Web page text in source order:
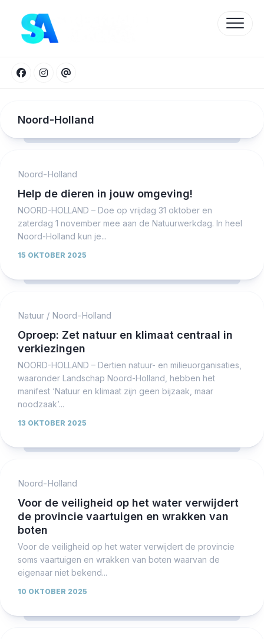
content
Noord-Holland
Noord-Holland
Help de dieren in jouw omgeving!
NOORD-HOLLAND – Doe op vrijdag 31 oktober en
zaterdag 1 november mee aan de Natuurwerkdag. In heel
Noord-Holland kun je...
15 OKTOBER 2025
Natuur / Noord-Holland
Oproep: Zet natuur en klimaat centraal in
verkiezingen
NOORD-HOLLAND – Dertien natuur- en milieuorganisaties,
waaronder Landschap Noord-Holland, hebben het
manifest ‘Natuur en klimaat zijn geen bijzaak, maar
noodzaak’...
13 OKTOBER 2025
Noord-Holland
Voor de veiligheid op het water verwijdert
de provincie vaartuigen en wrakken van
boten
Voor de veiligheid op het water verwijdert de provincie
soms vaartuigen en wrakken van boten waarvan de
eigenaar niet bekend...
10 OKTOBER 2025
Protected by WP Anti-Hacker